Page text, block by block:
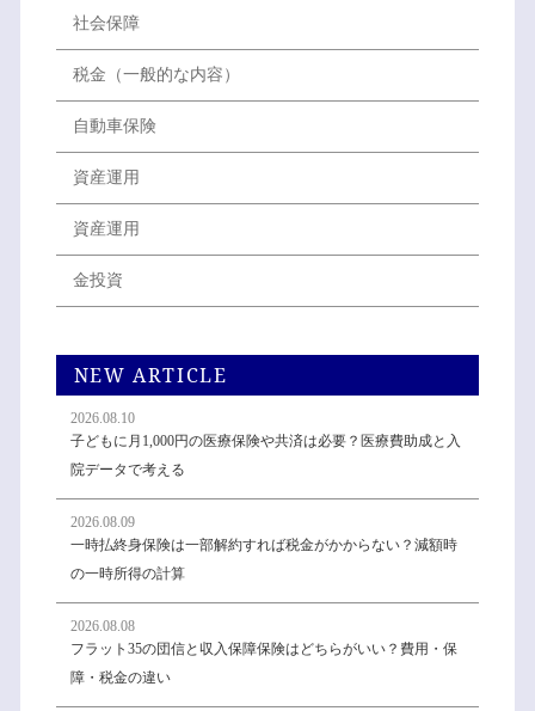
社会保障
税金（一般的な内容）
自動車保険
資産運用
資産運用
金投資
NEW ARTICLE
2026.08.10
子どもに月1,000円の医療保険や共済は必要？医療費助成と入
院データで考える
2026.08.09
一時払終身保険は一部解約すれば税金がかからない？減額時
の一時所得の計算
2026.08.08
フラット35の団信と収入保障保険はどちらがいい？費用・保
障・税金の違い